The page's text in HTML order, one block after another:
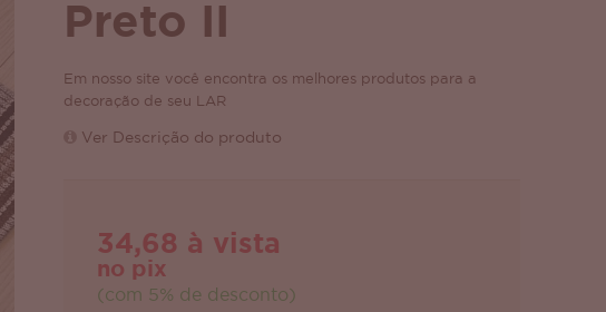
Preto II
Em nosso site você encontra os melhores produtos para a
decoração de seu LAR
Ver Descrição do produto
34,68 à vista
no pix
(com 5% de desconto)